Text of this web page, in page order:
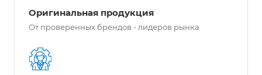
Оригинальная продукция
От проверенных брендов - лидеров рынка